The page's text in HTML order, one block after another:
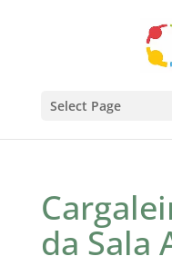
Select Page
da Sala